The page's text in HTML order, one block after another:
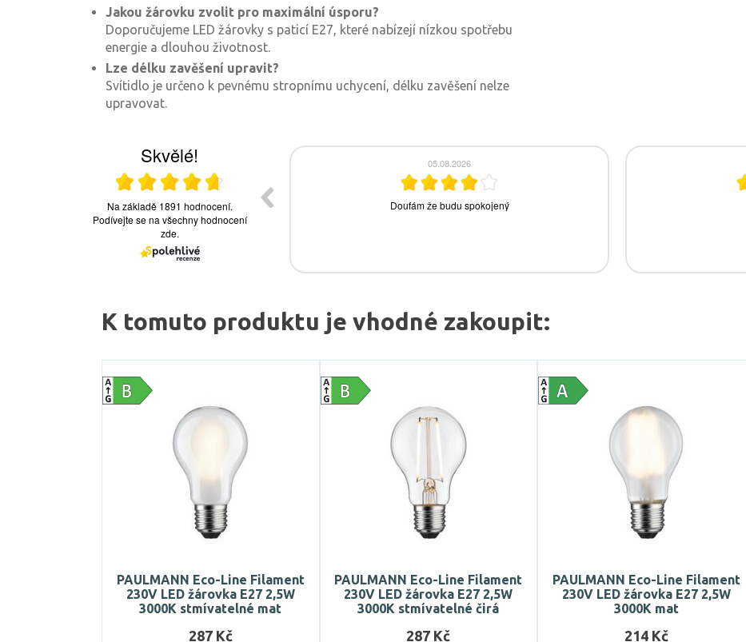
Jakou žárovku zvolit pro maximální úsporu?
Doporučujeme LED žárovky s paticí E27, které nabízejí nízkou spotřebu
energie a dlouhou životnost.
Lze délku zavěšení upravit?
Svítidlo je určeno k pevnému stropnímu uchycení, délku zavěšení nelze
upravovat.
K tomuto produktu je vhodné zakoupit:
PAULMANN Eco-Line Filament
230V LED žárovka E27 2,5W
3000K stmívatelné mat
287 Kč
PAULMANN Eco-Line Filament
230V LED žárovka E27 2,5W
3000K stmívatelné čirá
287 Kč
PAULMANN Eco-Line Filament
230V LED žárovka E27 2,5W
3000K mat
214 Kč